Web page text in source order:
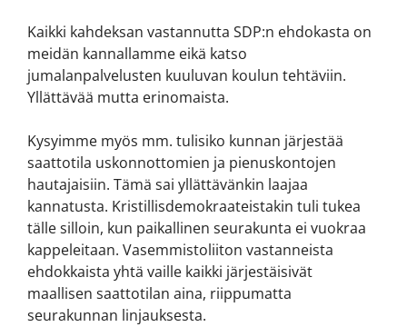
Kaikki kahdeksan vastannutta SDP:n ehdokasta on
meidän kannallamme eikä katso
jumalanpalvelusten kuuluvan koulun tehtäviin.
Yllättävää mutta erinomaista.
Kysyimme myös mm. tulisiko kunnan järjestää
saattotila uskonnottomien ja pienuskontojen
hautajaisiin. Tämä sai yllättävänkin laajaa
kannatusta. Kristillisdemokraateistakin tuli tukea
tälle silloin, kun paikallinen seurakunta ei vuokraa
kappeleitaan. Vasemmistoliiton vastanneista
ehdokkaista yhtä vaille kaikki järjestäisivät
maallisen saattotilan aina, riippumatta
seurakunnan linjauksesta.